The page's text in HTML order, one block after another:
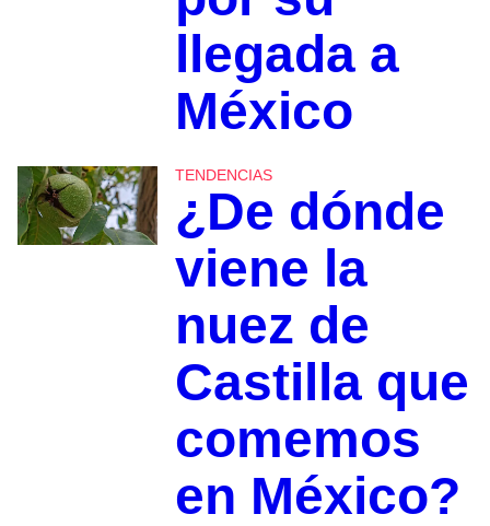
llegada a
México
TENDENCIAS
¿De dónde
viene la
nuez de
Castilla que
comemos
en México?